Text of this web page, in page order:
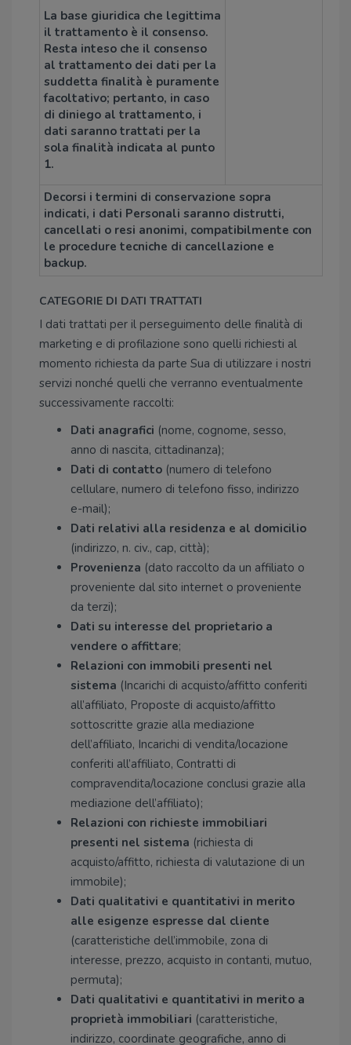
La base giuridica che legittima
il trattamento è il consenso.
Resta inteso che il consenso
al trattamento dei dati per la
suddetta finalità è puramente
facoltativo; pertanto, in caso
di diniego al trattamento, i
dati saranno trattati per la
sola finalità indicata al punto
1.
Decorsi i termini di conservazione sopra
indicati, i dati Personali saranno distrutti,
cancellati o resi anonimi, compatibilmente con
le procedure tecniche di cancellazione e
backup.
CATEGORIE DI DATI TRATTATI
I dati trattati per il perseguimento delle finalità di
marketing e di profilazione sono quelli richiesti al
momento richiesta da parte Sua di utilizzare i nostri
servizi nonché quelli che verranno eventualmente
successivamente raccolti:
Dati anagrafici (nome, cognome, sesso,
anno di nascita, cittadinanza);
Dati di contatto (numero di telefono
cellulare, numero di telefono fisso, indirizzo
e-mail);
Dati relativi alla residenza e al domicilio
(indirizzo, n. civ., cap, città);
Provenienza (dato raccolto da un affiliato o
proveniente dal sito internet o proveniente
da terzi);
Dati su interesse del proprietario a
vendere o affittare;
Relazioni con immobili presenti nel
sistema (Incarichi di acquisto/affitto conferiti
all’affiliato, Proposte di acquisto/affitto
sottoscritte grazie alla mediazione
dell’affiliato, Incarichi di vendita/locazione
conferiti all’affiliato, Contratti di
compravendita/locazione conclusi grazie alla
mediazione dell’affiliato);
Relazioni con richieste immobiliari
presenti nel sistema (richiesta di
acquisto/affitto, richiesta di valutazione di un
immobile);
Dati qualitativi e quantitativi in merito
alle esigenze espresse dal cliente
(caratteristiche dell’immobile, zona di
interesse, prezzo, acquisto in contanti, mutuo,
permuta);
Dati qualitativi e quantitativi in merito a
proprietà immobiliari (caratteristiche,
indirizzo, coordinate geografiche, anno di